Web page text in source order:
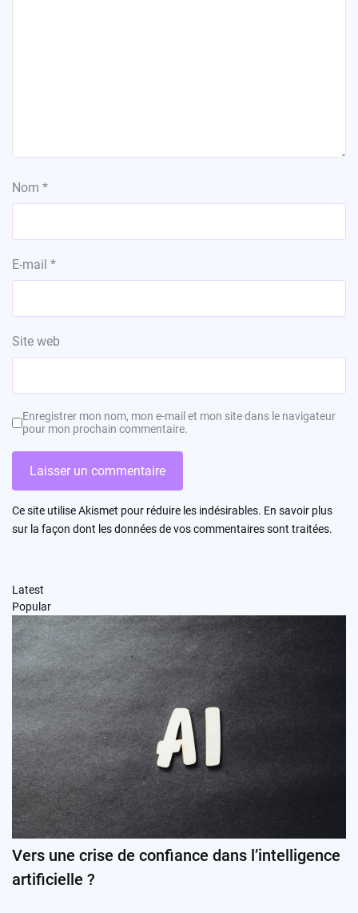
Nom *
E-mail *
Site web
Enregistrer mon nom, mon e-mail et mon site dans le navigateur
pour mon prochain commentaire.
Ce site utilise Akismet pour réduire les indésirables. En savoir plus
sur la façon dont les données de vos commentaires sont traitées.
Latest
Popular
Vers une crise de confiance dans l’intelligence
artificielle ?